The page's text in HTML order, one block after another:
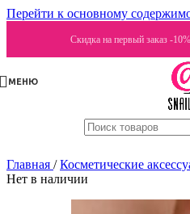
Перейти к основному
Скидка на первый заказ -
МЕНЮ
Главная / Косметические
Нет в наличии